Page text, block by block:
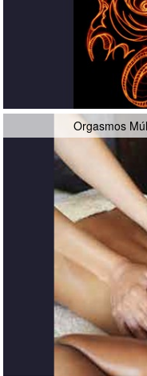
Orgasmos